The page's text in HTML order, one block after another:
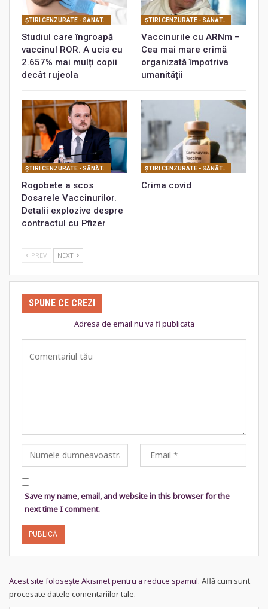
ŞTIRI CENZURATE - SĂNĂTATE
Studiul care îngroapă
vaccinul ROR. A ucis cu
2.657% mai mulți copii
decât rujeola
ŞTIRI CENZURATE - SĂNĂTATE
Vaccinurile cu ARNm –
Cea mai mare crimă
organizată împotriva
umanității
ŞTIRI CENZURATE - SĂNĂTATE
Rogobete a scos
Dosarele Vaccinurilor.
Detalii explozive despre
contractul cu Pfizer
ŞTIRI CENZURATE - SĂNĂTATE
Crima covid
PREV NEXT
SPUNE CE CREZI
Adresa de email nu va fi publicata
Save my name, email, and website in this browser for the
next time I comment.
Acest site folosește Akismet pentru a reduce spamul. Află cum sunt
procesate datele comentariilor tale.